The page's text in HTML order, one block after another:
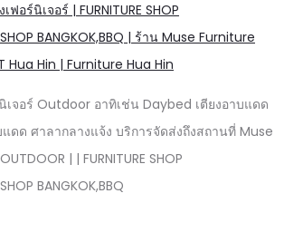
ฟอร์นิเจอร์ | FURNITURE SHOP
SHOP BANGKOK,BBQ | ร้าน Muse Furniture
Hua Hin | Furniture Hua Hin
เจอร์ Outdoor อาทิเช่น Daybed เตียงอาบแดด
แดด ศาลากลางแจ้ง บริการจัดส่งถึงสถานที่ Muse
| | FURNITURE SHOP
BANGKOK,BBQ